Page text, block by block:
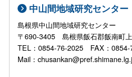
中山間地域研究センター
島根県中山間地域研究センター
〒690-3405 島根県飯石郡飯南町
TEL：0854-76-2025 FAX：0854-
Mail：